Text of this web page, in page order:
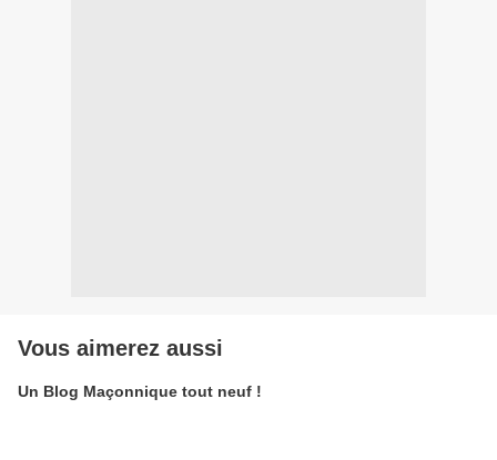
Vous aimerez aussi
Un Blog Maçonnique tout neuf !